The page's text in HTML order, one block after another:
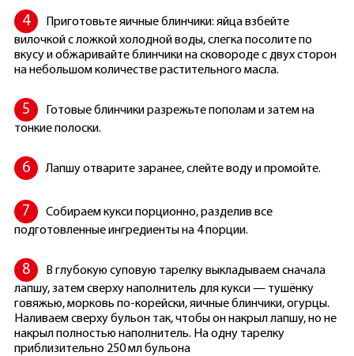
Приготовьте яичные блинчики: яйца взбейте
вилочкой с ложкой холодной воды, слегка посолите по
вкусу и обжаривайте блинчики на сковороде с двух сторон
на небольшом количестве растительного масла.
Готовые блинчики разрежьте пополам и затем на
тонкие полоски.
Лапшу отварите заранее, слейте воду и промойте.
Собираем кукси порционно, разделив все
подготовленные ингредиенты на 4 порции.
В глубокую суповую тарелку выкладываем сначала
лапшу, затем сверху наполнитель для кукси — тушёнку
говяжью, морковь по-корейски, яичные блинчики, огурцы.
Наливаем сверху бульон так, чтобы он накрыл лапшу, но не
накрыл полностью наполнитель. На одну тарелку
приблизительно 250 мл бульона